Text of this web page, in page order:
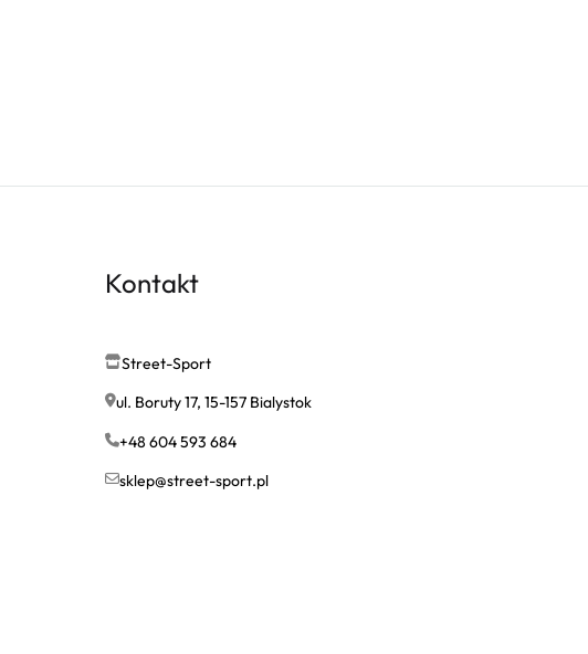
Kontakt
Street-Sport
ul. Boruty 17, 15-157 Bialystok
+48 604 593 684
sklep@street-sport.pl